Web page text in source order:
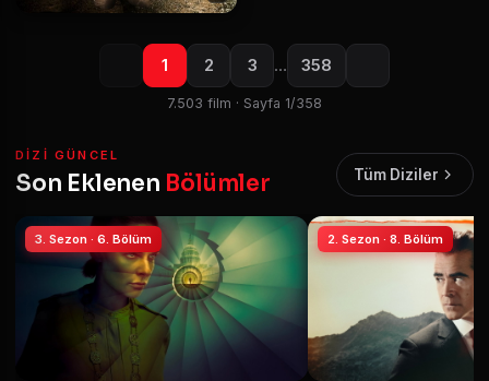
1 2 3 … 358
7.503 film · Sayfa 1/358
DIZI GÜNCEL
Son Eklenen Bölümler Tüm Diziler
3. Sezon · 6. Bölüm 2. Sezon · 8. Bölüm